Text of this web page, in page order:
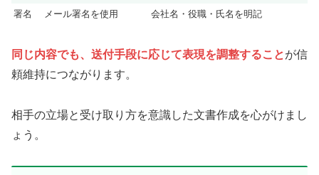
署名
メール署名を使用 会社名・役職・氏名を明記
同じ内容でも、送付手段に応じて表現を調整することが信
頼維持につながります。
相手の立場と受け取り方を意識した文書作成を心がけまし
ょう。